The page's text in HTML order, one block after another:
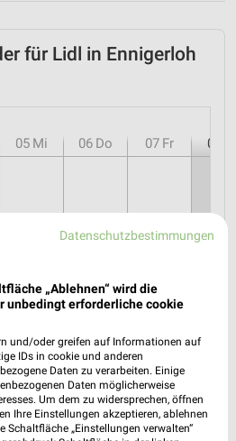
für Lidl in Ennigerloh
05 Mi 06 Do 07 Fr 08
PROSPEKTE
Datenschutzbestimmungen
„Ablehnen“ wird die
unbedingt erforderliche cookie
und/oder greifen auf Informationen auf
IDs in cookie und anderen
Daten zu verarbeiten. Einige
Daten möglicherweise
Um dem zu widersprechen, öffnen
Ihre Einstellungen akzeptieren, ablehnen
Schaltfläche „Einstellungen verwalten“